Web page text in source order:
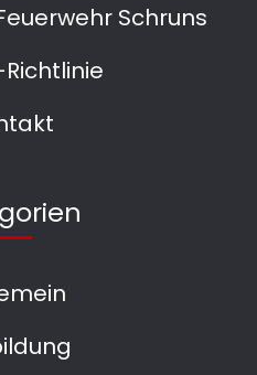
Schruns